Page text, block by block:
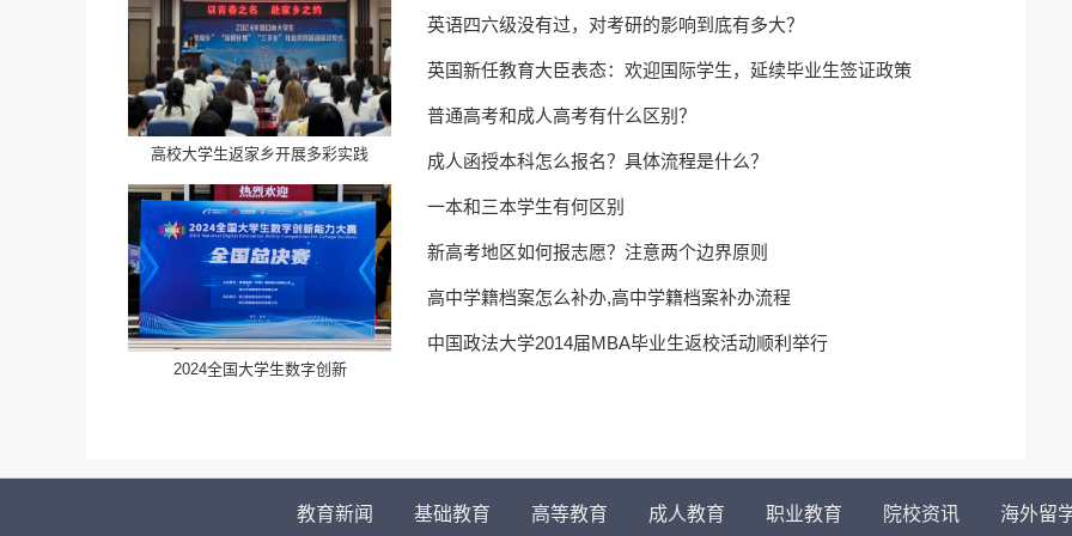
高校大学生返家乡开展多彩实践
​2024全国大学生数字创新
英语四六级没有过，对考研的影响到底有多大？
英国新任教育大臣表态：欢迎国际学生，延续毕业生签证政策
普通高考和成人高考有什么区别？
成人函授本科怎么报名？具体流程是什么？
一本和三本学生有何区别
新高考地区如何报志愿？注意两个边界原则
高中学籍档案怎么补办,高中学籍档案补办流程
中国政法大学2014届MBA毕业生返校活动顺利举行
教育新闻 基础教育 高等教育 成人教育 职业教育 院校资讯 海外留